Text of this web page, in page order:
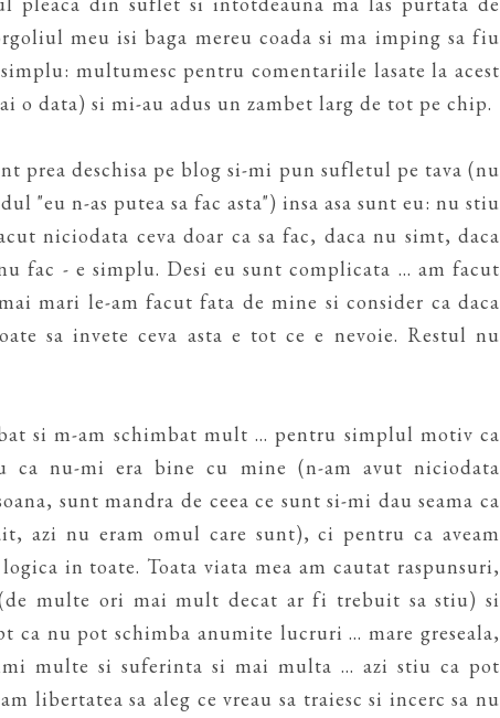
meu isi baga mereu coada si ma imping sa fiu
multumesc pentru comentariile lasate la acest
o data) si mi-au adus un zambet larg de tot pe chip.
prea deschisa pe blog si-mi pun sufletul pe tava (nu
"eu n-as putea sa fac asta") insa asa sunt eu: nu stiu
niciodata ceva doar ca sa fac, daca nu simt, daca
fac - e simplu. Desi eu sunt complicata ... am facut
mari le-am facut fata de mine si consider ca daca
sa invete ceva asta e tot ce e nevoie. Restul nu
si m-am schimbat mult ... pentru simplul motiv ca
ca nu-mi era bine cu mine (n-am avut niciodata
sunt mandra de ceea ce sunt si-mi dau seama ca
azi nu eram omul care sunt), ci pentru ca aveam
in toate. Toata viata mea am cautat raspunsuri,
multe ori mai mult decat ar fi trebuit sa stiu) si
ca nu pot schimba anumite lucruri ... mare greseala,
multe si suferinta si mai multa ... azi stiu ca pot
libertatea sa aleg ce vreau sa traiesc si incerc sa nu